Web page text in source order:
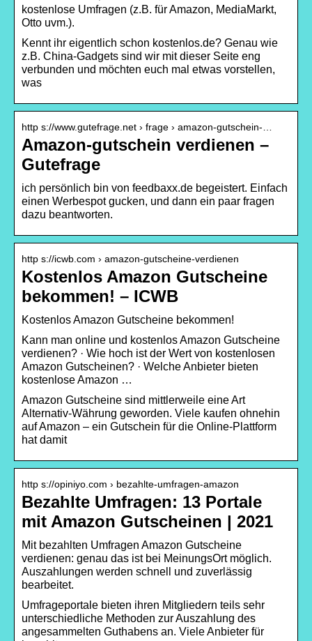
kostenlose Umfragen (z.B. für Amazon, MediaMarkt,
Otto uvm.).
Kennt ihr eigentlich schon kostenlos.de? Genau wie
z.B. China-Gadgets sind wir mit dieser Seite eng
verbunden und möchten euch mal etwas vorstellen,
was
http s://www.gutefrage.net › frage › amazon-gutschein-…
Amazon-gutschein verdienen –
Gutefrage
ich persönlich bin von feedbaxx.de begeistert. Einfach
einen Werbespot gucken, und dann ein paar fragen
dazu beantworten.
http s://icwb.com › amazon-gutscheine-verdienen
Kostenlos Amazon Gutscheine
bekommen! – ICWB
Kostenlos Amazon Gutscheine bekommen!
Kann man online und kostenlos Amazon Gutscheine
verdienen? · Wie hoch ist der Wert von kostenlosen
Amazon Gutscheinen? · Welche Anbieter bieten
kostenlose Amazon …
Amazon Gutscheine sind mittlerweile eine Art
Alternativ-Währung geworden. Viele kaufen ohnehin
auf Amazon – ein Gutschein für die Online-Plattform
hat damit
http s://opiniyo.com › bezahlte-umfragen-amazon
Bezahlte Umfragen: 13 Portale
mit Amazon Gutscheinen | 2021
Mit bezahlten Umfragen Amazon Gutscheine
verdienen: genau das ist bei MeinungsOrt möglich.
Auszahlungen werden schnell und zuverlässig
bearbeitet.
Umfrageportale bieten ihren Mitgliedern teils sehr
unterschiedliche Methoden zur Auszahlung des
angesammelten Guthabens an. Viele Anbieter für